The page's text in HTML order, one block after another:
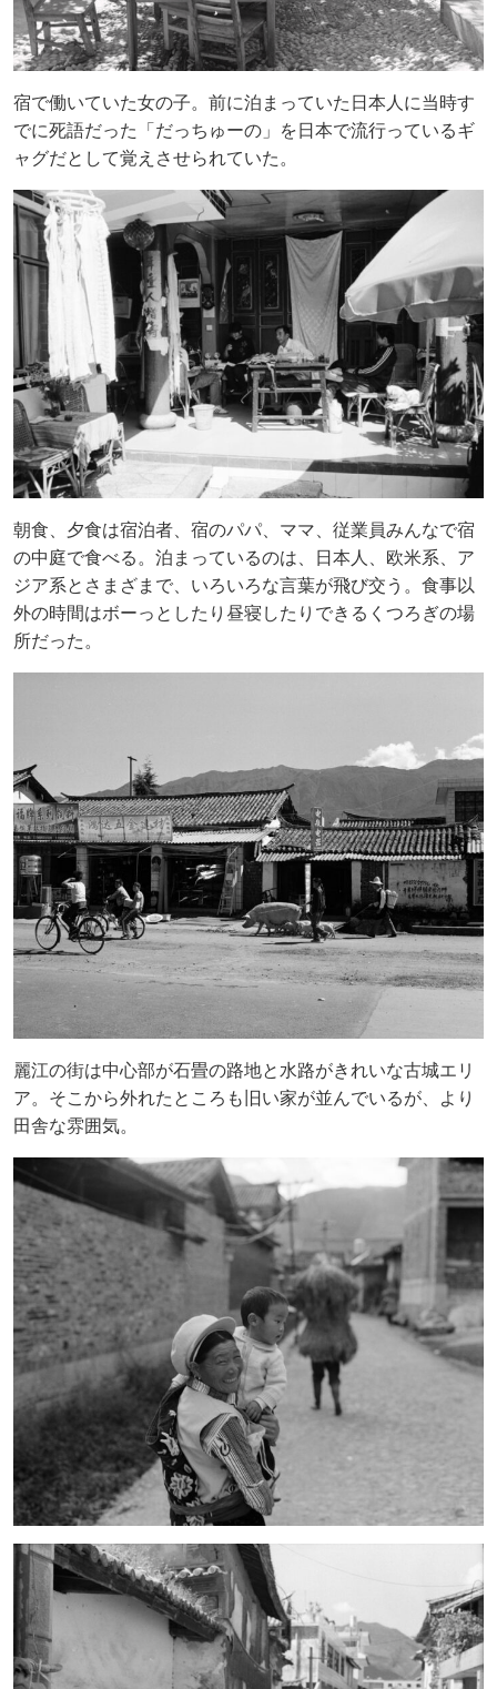
宿で働いていた女の子。前に泊まっていた日本人に当時す
でに死語だった「だっちゅーの」を日本で流行っているギ
ャグだとして覚えさせられていた。
朝食、夕食は宿泊者、宿のパパ、ママ、従業員みんなで宿
の中庭で食べる。泊まっているのは、日本人、欧米系、ア
ジア系とさまざまで、いろいろな言葉が飛び交う。食事以
外の時間はボーっとしたり昼寝したりできるくつろぎの場
所だった。
麗江の街は中心部が石畳の路地と水路がきれいな古城エリ
ア。そこから外れたところも旧い家が並んでいるが、より
田舎な雰囲気。